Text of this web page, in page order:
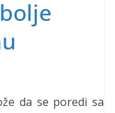
da se poredi sa